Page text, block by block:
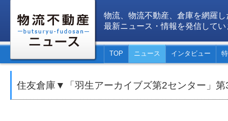
物流、物流不動産、倉庫を網羅し
最新ニュース・情報を発信してい
TOP ニュース インタビュー
住友倉庫▼「羽生アーカイブズ第2センター」